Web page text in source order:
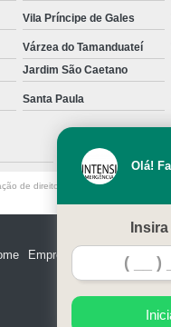
Vila Príncipe de Gales
Várzea do Tamanduateí
Jardim São Caetano
Santa Paula
São Caetano do Sul
de direito autoral – artigo 184 do
Empresa Serviços
Olá!